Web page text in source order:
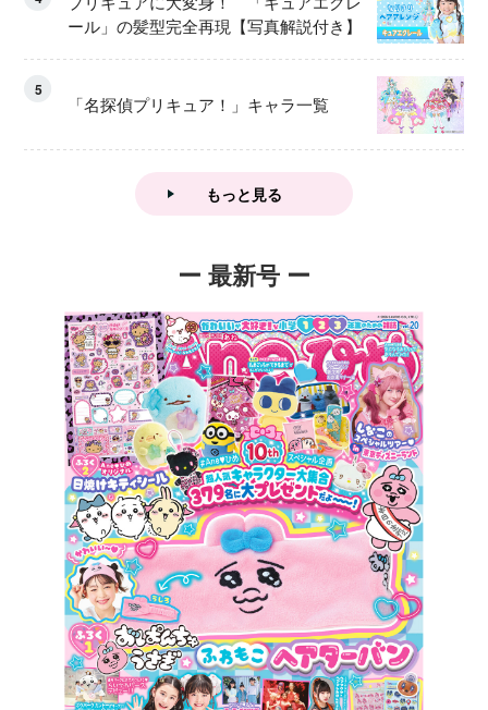
ール」の髪型完全再現【写真解説付き】
5
「名探偵プリキュア！」キャラ一覧
もっと見る
ー 最新号 ー